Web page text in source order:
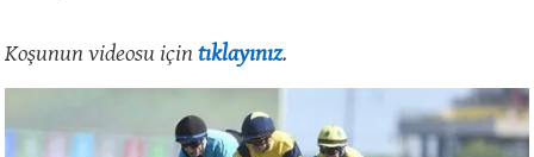
Koşunun videosu içintıklayınız.